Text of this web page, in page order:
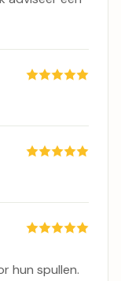
hun spullen.